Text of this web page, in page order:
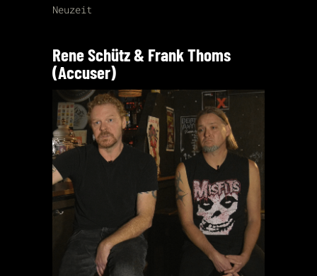
Neuzeit
Rene Schütz & Frank Thoms
(Accuser)